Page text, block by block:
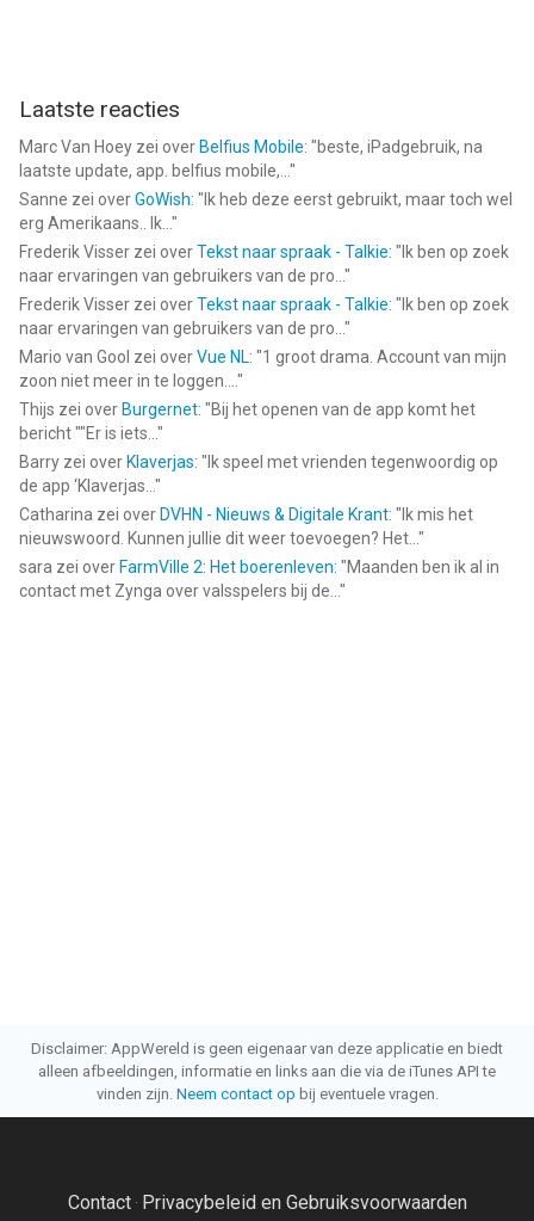
Laatste reacties
Marc Van Hoey zei over Belfius Mobile: "beste, iPadgebruik, na
laatste update, app. belfius mobile,... "
Sanne zei overGoWish: " Ik heb deze eerst gebruikt, maar toch wel
erg Amerikaans.. Ik... "
Frederik Visser zei overTekst naar spraak - Talkie: " Ik ben op zoek
naar ervaringen van gebruikers van de pro... "
Frederik Visser zei overTekst naar spraak - Talkie: " Ik ben op zoek
naar ervaringen van gebruikers van de pro... "
Mario van Gool zei overVue NL: "1 groot drama. Account van mijn
zoon niet meer in te loggen.... "
Thijs zei over Burgernet: "Bij het openen van de app komt het
bericht ""Er is iets... "
Barry zei over Klaverjas: " Ik speel met vrienden tegenwoordig op
de app ‘Klaverjas... "
Catharina zei over DVHN - Nieuws & Digitale Krant: " Ik mis het
nieuwswoord. Kunnen jullie dit weer toevoegen? Het... "
sara zei over FarmVille 2: Het boerenleven: "Maanden ben ik al in
contact met Zynga over valsspelers bij de... "
Disclaimer: AppWereld is geen eigenaar van deze applicatie en biedt
alleen afbeeldingen, informatie en links aan die via de iTunes API te
vinden zijn. Neem contact op bij eventuele vragen.
Contact· Privacybeleid en Gebruiksvoorwaarden